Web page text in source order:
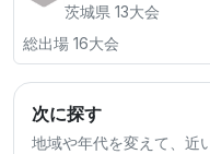
茨城県 13大会
総出場 16大会
次に探す
地域や年代を変えて、近